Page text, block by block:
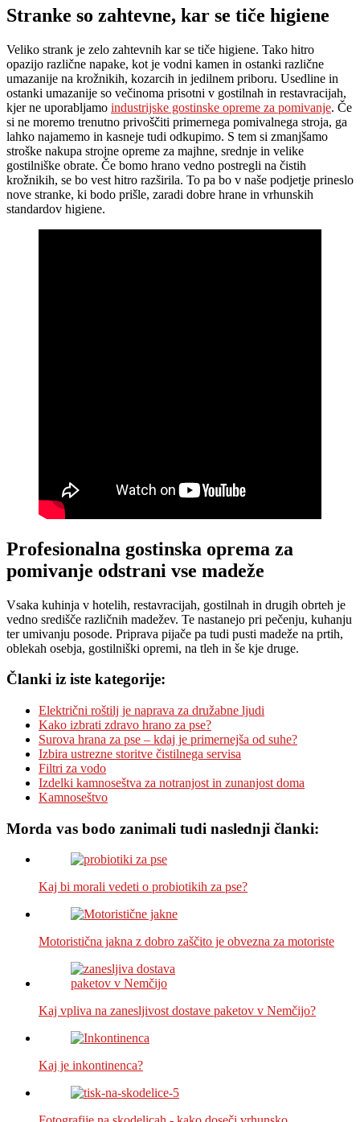
Stranke so zahtevne, kar se tiče higiene
Veliko strank je zelo zahtevnih kar se tiče higiene. Tako hitro
opazijo različne napake, kot je vodni kamen in ostanki različne
umazanije na krožnikih, kozarcih in jedilnem priboru. Usedline in
ostanki umazanije so večinoma prisotni v gostilnah in restavracijah,
kjer ne uporabljamo industrijske gostinske opreme za pomivanje. Če
si ne moremo trenutno privoščiti primernega pomivalnega stroja, ga
lahko najamemo in kasneje tudi odkupimo. S tem si zmanjšamo
stroške nakupa strojne opreme za majhne, srednje in velike
gostilniške obrate. Če bomo hrano vedno postregli na čistih
krožnikih, se bo vest hitro razširila. To pa bo v naše podjetje prineslo
nove stranke, ki bodo prišle, zaradi dobre hrane in vrhunskih
standardov higiene.
Profesionalna gostinska oprema za
pomivanje odstrani vse madeže
Vsaka kuhinja v hotelih, restavracijah, gostilnah in drugih obrteh je
vedno središče različnih madežev. Te nastanejo pri pečenju, kuhanju
ter umivanju posode. Priprava pijače pa tudi pusti madeže na prtih,
oblekah osebja, gostilniški opremi, na tleh in še kje druge.
Članki iz iste kategorije:
Električni roštilj je naprava za družabne ljudi
Kako izbrati zdravo hrano za pse?
Surova hrana za pse – kdaj je primernejša od suhe?
Izbira ustrezne storitve čistilnega servisa
Filtri za vodo
Izdelki kamnoseštva za notranjost in zunanjost doma
Kamnoseštvo
Morda vas bodo zanimali tudi naslednji članki:
Kaj bi morali vedeti o probiotikih za pse?
Motoristična jakna z dobro zaščito je obvezna za motoriste
Kaj vpliva na zanesljivost dostave paketov v Nemčijo?
Kaj je inkontinenca?